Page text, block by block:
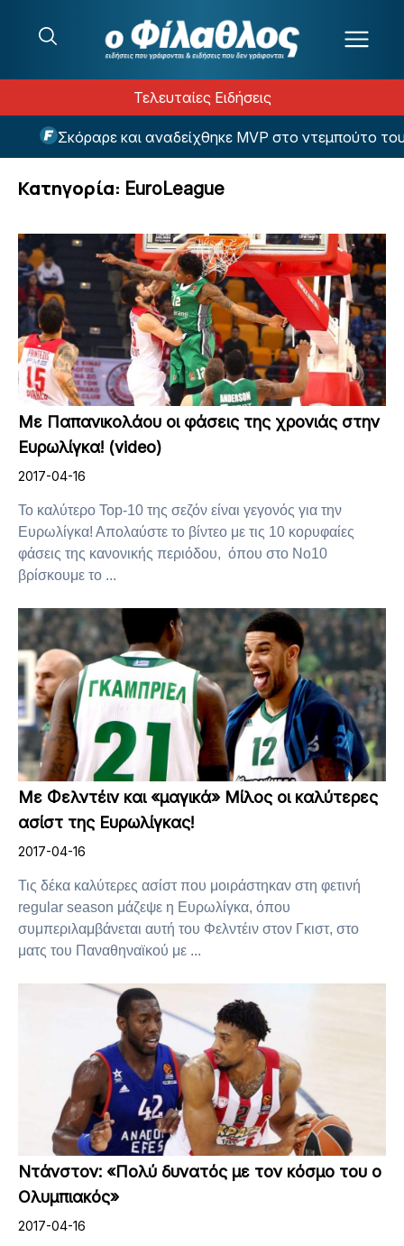
Τελευταίες Ειδήσεις
και αναδείχθηκε MVP στο ντεμπούτο του ο Κούτσιας
Κατηγορία: EuroLeague
Με Παπανικολάου οι φάσεις της χρονιάς στην
Ευρωλίγκα! (video)
2017-04-16
Το καλύτερο Top-10 της σεζόν είναι γεγονός για την
Ευρωλίγκα! Απολαύστε το βίντεο με τις 10 κορυφαίες
φάσεις της κανονικής περιόδου, όπου στο Νο10
βρίσκουμε το ...
Με Φελντέιν και «μαγικά» Μίλος οι καλύτερες
ασίστ της Ευρωλίγκας!
2017-04-16
Τις δέκα καλύτερες ασίστ που μοιράστηκαν στη φετινή
regular season μάζεψε η Ευρωλίγκα, όπου
συμπεριλαμβάνεται αυτή του Φελντέιν στον Γκιστ, στο
ματς του Παναθηναϊκού με ...
Ντάνστον: «Πολύ δυνατός με τον κόσμο του ο
Ολυμπιακός»
2017-04-16